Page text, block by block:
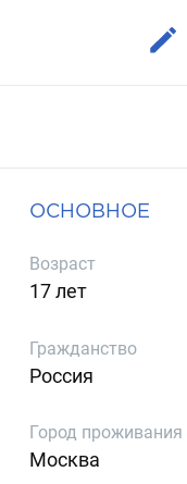
ОСНОВНОЕ
Возраст
17 лет
Гражданство
Россия
Город проживания
Москва